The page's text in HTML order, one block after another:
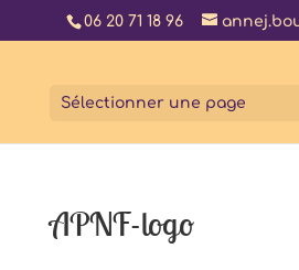
06 20 71 18 96
Sélectionner une page
APNF-logo